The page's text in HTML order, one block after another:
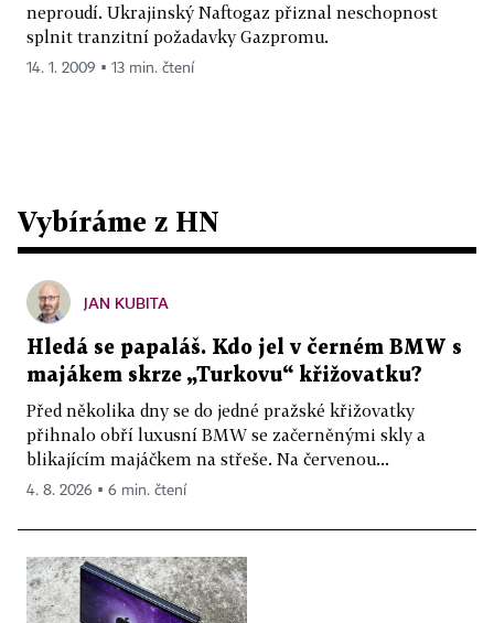
neproudí. Ukrajinský Naftogaz přiznal neschopnost
splnit tranzitní požadavky Gazpromu.
14. 1. 2009 ▪ 13 min. čtení
Vybíráme z HN
JAN KUBITA
Hledá se papaláš. Kdo jel v černém BMW s
majákem skrze „Turkovu“ křižovatku?
Před několika dny se do jedné pražské křižovatky
přihnalo obří luxusní BMW se začerněnými skly a
blikajícím majáčkem na střeše. Na červenou...
4. 8. 2026 ▪ 6 min. čtení